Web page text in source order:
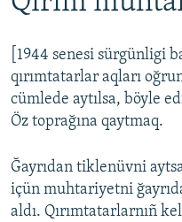
[1944 senesi sürgünligi
qırımtatarlar aqları
cümlede aytılsa, böyle
Öz toprağına qaytmaq.
Ğayrıdan tiklenüvni
içün muhtariyetni
aldı. Qırımtatarlarnıñ